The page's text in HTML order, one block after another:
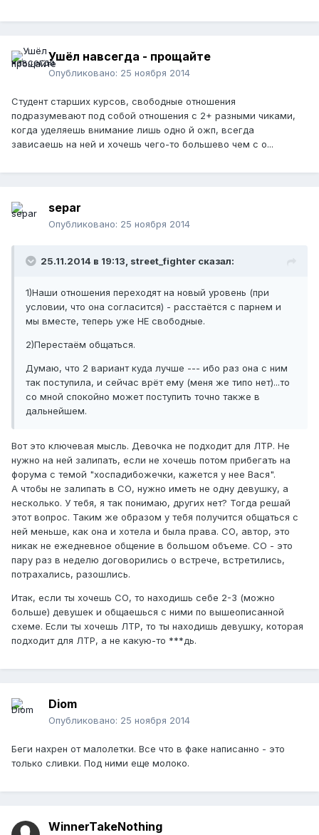
Ушёл навсегда - прощайте
Опубликовано: 25 ноября 2014
Студент старших курсов, свободные отношения
подразумевают под собой отношения с 2+ разными чиками,
когда уделяешь внимание лишь одно й ожп, всегда
зависаешь на ней и хочешь чего-то большево чем с о...
separ
Опубликовано: 25 ноября 2014
25.11.2014 в 19:13, street_fighter сказал:
1)Наши отношения переходят на новый уровень (при
условии, что она согласится) - расстаётся с парнем и
мы вместе, теперь уже НЕ свободные.
2)Перестаём общаться.
Думаю, что 2 вариант куда лучше --- ибо раз она с ним
так поступила, и сейчас врёт ему (меня же типо нет)...то
со мной спокойно может поступить точно также в
дальнейшем.
Вот это ключевая мысль. Девочка не подходит для ЛТР. Не
нужно на ней залипать, если не хочешь потом прибегать на
форума с темой "хоспадибожечки, кажется у нее Вася".
А чтобы не залипать в СО, нужно иметь не одну девушку, а
несколько. У тебя, я так понимаю, других нет? Тогда решай
этот вопрос. Таким же образом у тебя получится общаться с
ней меньше, как она и хотела и была права. СО, автор, это
никак не ежедневное общение в большом объеме. СО - это
пару раз в неделю договорились о встрече, встретились,
потрахались, разошлись.
Итак, если ты хочешь СО, то находишь себе 2-3 (можно
больше) девушек и общаешься с ними по вышеописанной
схеме. Если ты хочешь ЛТР, то ты находишь девушку, которая
подходит для ЛТР, а не какую-то ***дь.
Diom
Опубликовано: 25 ноября 2014
Беги нахрен от малолетки. Все что в факе написанно - это
только сливки. Под ними еще молоко.
WinnerTakeNothing